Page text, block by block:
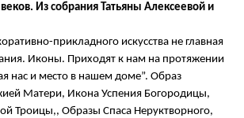
веков. Из собрания Татьяны Алексеевой и
прикладного искусства не главная
Иконы. Приходят к нам на протяжении
нас и место в нашем доме”. Образ
Матери, Икона Успения Богородицы,
Троицы,, Образы Спаса Неруктворного,